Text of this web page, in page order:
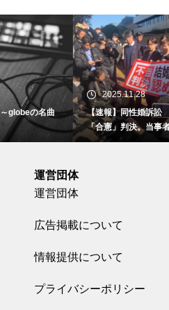
2025.11.28
【速報】同性婚訴訟 高裁で初の
「合憲」判決。当事者は怒り 東
京地裁で
運営団体
運営団体
広告掲載について
情報提供について
プライバシーポリシー